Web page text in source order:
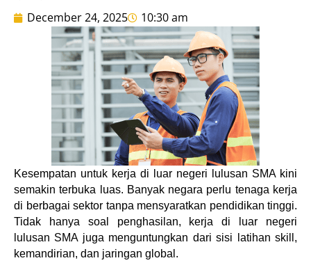
December 24, 2025 10:30 am
Kesempatan untuk kerja di luar negeri lulusan SMA kini
semakin terbuka luas. Banyak negara perlu tenaga kerja
di berbagai sektor tanpa mensyaratkan pendidikan tinggi.
Tidak hanya soal penghasilan, kerja di luar negeri
lulusan SMA juga menguntungkan dari sisi latihan skill,
kemandirian, dan jaringan global.